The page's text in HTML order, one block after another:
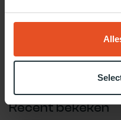
Twijfel je over welke
Gebruik dan onze daglicht
Recent bekeken